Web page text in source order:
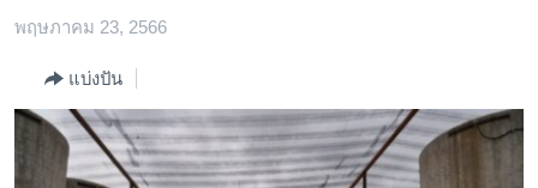
ไป
ข้าม
ไทย
ธุรกิจ
วิทยาศาสตร์
สังคมและสุขภาพ
พฤษภาคม 23, 2566
แบ่งปัน